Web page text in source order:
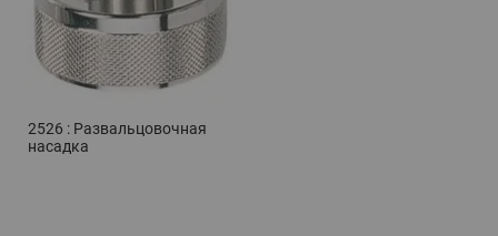
2526 : Развальцовочная
насадка